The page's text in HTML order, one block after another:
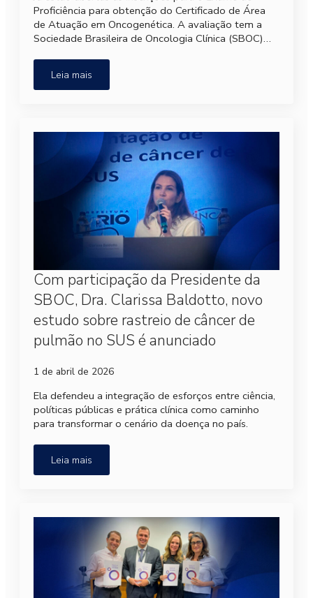
Proficiência para obtenção do Certificado de Área
de Atuação em Oncogenética. A avaliação tem a
Sociedade Brasileira de Oncologia Clínica (SBOC)…
Leia mais
Com participação da Presidente da
SBOC, Dra. Clarissa Baldotto, novo
estudo sobre rastreio de câncer de
pulmão no SUS é anunciado
1 de abril de 2026
Ela defendeu a integração de esforços entre ciência,
políticas públicas e prática clínica como caminho
para transformar o cenário da doença no país.
Leia mais